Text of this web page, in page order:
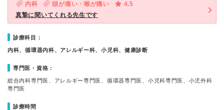
内科 頭が痛い・喉が痛い
4.5
真摯に聞いてくれる先生です
診療科目：
内科、循環器内科、アレルギー科、小児科、健康診断
専門医・資格：
総合内科専門医、アレルギー専門医、循環器専門医、小児科専門医、小児外科
専門医
診療時間